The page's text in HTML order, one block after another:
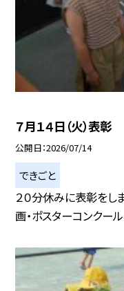
７月１４日（火）表彰
公開日 2026/07/14
できごと
２０分休みに表彰をし
画・ポスターコンクール